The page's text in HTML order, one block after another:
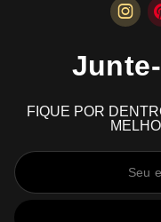
FIQUE POR